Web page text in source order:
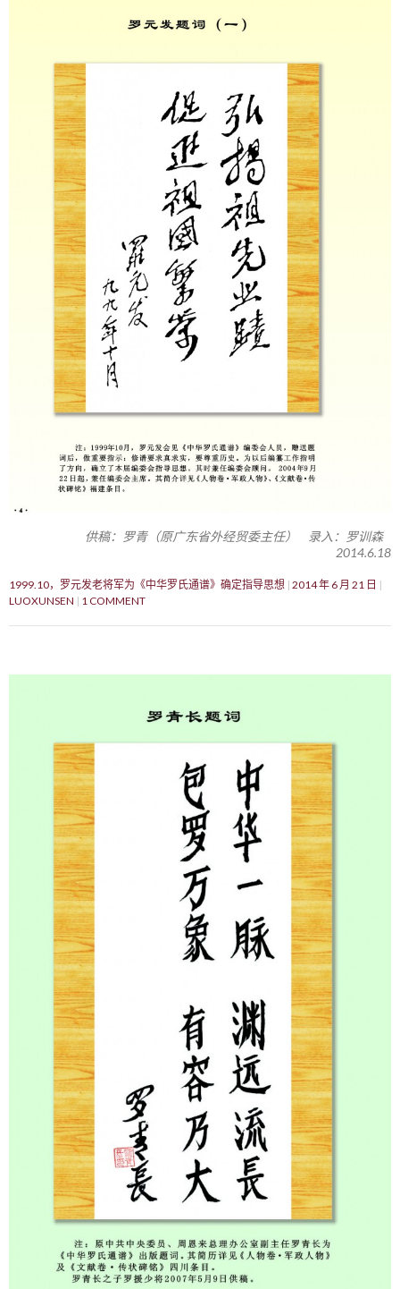
供稿：罗青（原广东省外经贸委主任） 录入：罗训森
2014.6.18
1999.10，罗元发老将军为《中华罗氏通谱》确定指导思想 2014 年 6 月 21 日
LUOXUNSEN
1 COMMENT